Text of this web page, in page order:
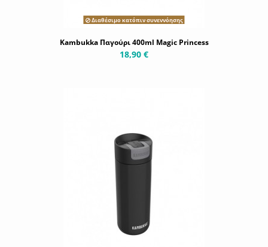
Διαθέσιμο κατόπιν συνεννόησης
Kambukka Παγούρι 400ml Magic Princess
18,90 €